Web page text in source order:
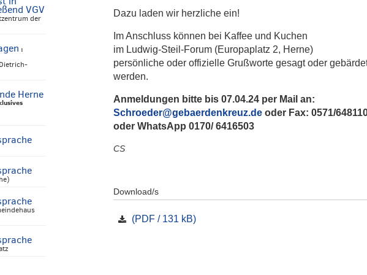
Dazu laden wir herzliche ein!
Im Anschluss können bei Kaffee und Kuchen
im Ludwig-Steil-Forum (Europaplatz 2, Herne)
persönliche oder offizielle Grußworte gesagt oder
werden.
Anmeldungen bitte bis 07.04.24 per Mail an:
Schroeder@gebaerdenkreuz.de oder Fax: 0571/
oder WhatsApp 0170/ 6416503
CS
Download/s
(PDF / 131 kB)
VGV
der
:
Herne